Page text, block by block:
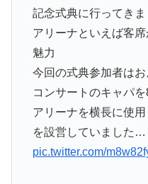
記念式典に行ってきま
アリーナといえば客
魅力
今回の式典参加者はお
コンサートのキャパ
アリーナを横長に使
を設営していました…
pic.twitter.com/